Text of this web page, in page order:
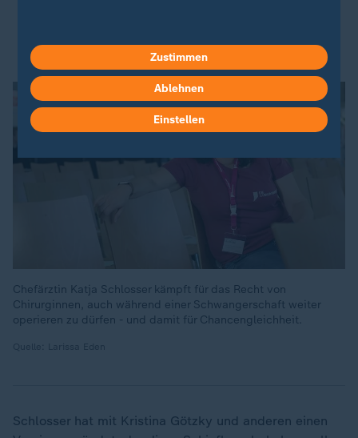
Katja Schlosser, Chefärztin
Chefärztin Katja Schlosser kämpft für das Recht von
Chirurginnen, auch während einer Schwangerschaft weiter
operieren zu dürfen - und damit für Chancengleichheit.
Schlosser hat mit Kristina Götzky und anderen einen
Zustimmen
Ablehnen
Einstellen